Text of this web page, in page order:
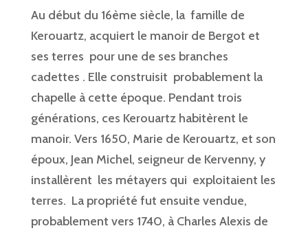
Au début du 16ème siècle, la famille de
Kerouartz, acquiert le manoir de Bergot et
ses terres pour une de ses branches
cadettes . Elle construisit probablement la
chapelle à cette époque. Pendant trois
générations, ces Kerouartz habitèrent le
manoir. Vers 1650, Marie de Kerouartz, et son
époux, Jean Michel, seigneur de Kervenny, y
installèrent les métayers qui exploitaient les
terres. La propriété fut ensuite vendue,
probablement vers 1740, à Charles Alexis de